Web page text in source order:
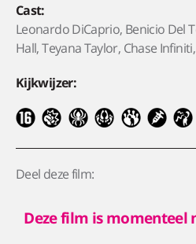
Cast:
Leonardo DiCaprio, Benicio Del
Hall, Teyana Taylor, Chase
Kijkwijzer:
Deel deze film:
Deze film is momenteel